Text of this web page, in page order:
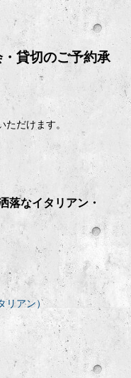
貸切のご予約承
だけます。
落なイタリアン・
リアン）